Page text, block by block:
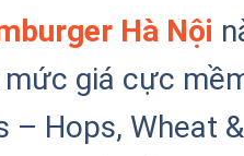
Hà Nội
giá cực
– Hops, Wheat